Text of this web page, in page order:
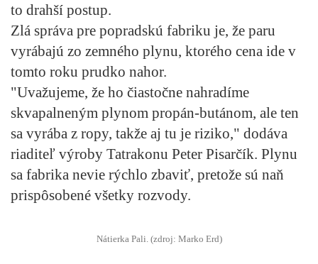
to drahší postup.
Zlá správa pre popradskú fabriku je, že paru
vyrábajú zo zemného plynu, ktorého cena ide v
tomto roku prudko nahor.
"Uvažujeme, že ho čiastočne nahradíme
skvapalneným plynom propán-butánom, ale ten
sa vyrába z ropy, takže aj tu je riziko," dodáva
riaditeľ výroby Tatrakonu Peter Pisarčík. Plynu
sa fabrika nevie rýchlo zbaviť, pretože sú naň
prispôsobené všetky rozvody.
Nátierka Pali. (zdroj: Marko Erd)